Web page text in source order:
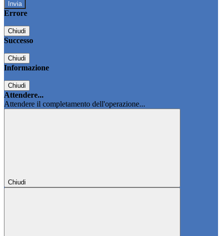
Errore
Chiudi
Successo
Chiudi
Informazione
Chiudi
Attendere...
Attendere il completamento dell'operazione...
Chiudi